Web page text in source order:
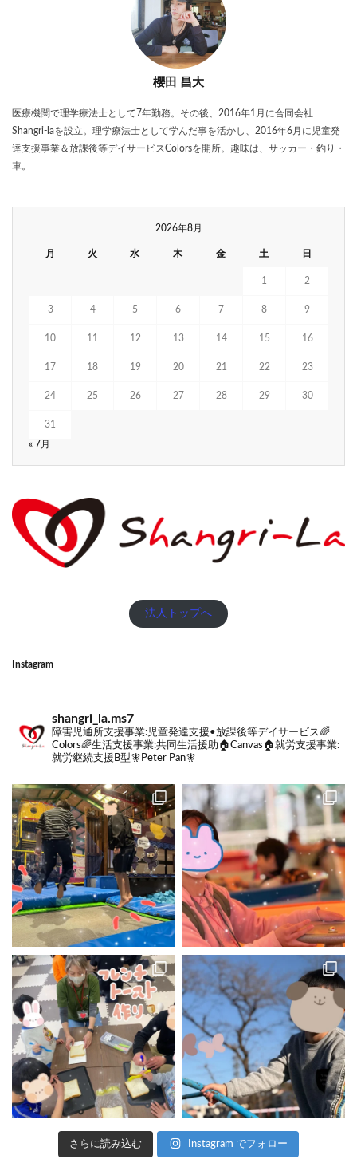
櫻田 昌大
医療機関で理学療法士として7年勤務。その後、2016年1月に合同会社
Shangri-laを設立。理学療法士として学んだ事を活かし、2016年6月に児童発
達支援事業＆放課後等デイサービスColorsを開所。趣味は、サッカー・釣り・
車。
2026年8月
月 火 水 木 金 土 日
1 2
3 4 5 6 7 8 9
10 11 12 13 14 15 16
17 18 19 20 21 22 23
24 25 26 27 28 29 30
31
« 7月
法人トップへ
Instagram
shangri_la.ms7
障害児通所支援事業:児童発達支援•放課後等デイサービス🌈
Colors🌈生活支援事業:共同生活援助🏠Canvas🏠就労支援事業:
就労継続支援B型🧚Peter Pan🧚
さらに読み込む Instagram でフォロー